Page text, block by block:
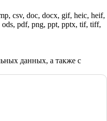
csv, doc, docx, gif, heic, heif,
pdf, png, ppt, pptx, tif, tiff,
данных, а также с